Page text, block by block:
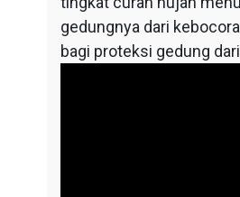
gedungnya dari
bagi proteksi gedung